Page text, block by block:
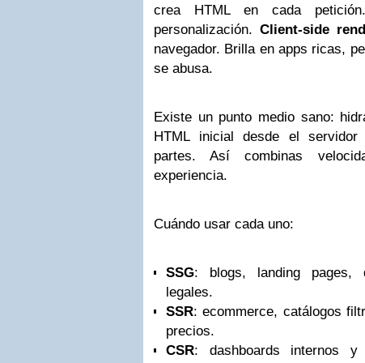
crea HTML en cada
personalización.Client-side
navegador. Brilla en apps ricas,
se abusa.
Existe un punto medio sano:
HTML inicial desde el
partes. Así combinas
experiencia.
Cuándo usar cada uno:
SSG: blogs, landing pages,
legales.
SSR: ecommerce, catálogos
precios.
CSR: dashboards internos